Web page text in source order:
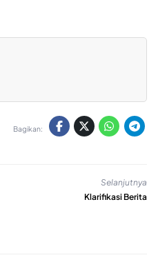
Bagikan:
Selanjutnya
Klarifikasi Berita